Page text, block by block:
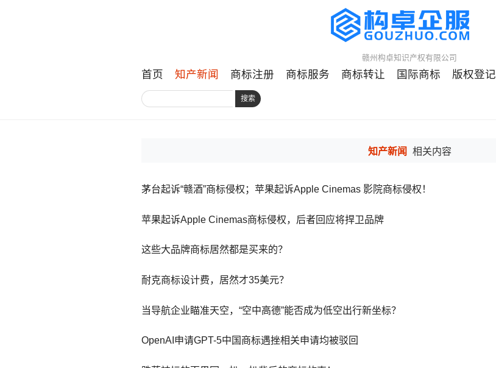
赣州构卓知识产权有限公司
首页 知产新闻 商标注册 商标服务 商标转让 国际商标 版权登记
搜索
知产新闻 相关内容
茅台起诉“赣酒”商标侵权；苹果起诉Apple Cinemas 影院商标侵权！
苹果起诉Apple Cinemas商标侵权，后者回应将捍卫品牌
这些大品牌商标居然都是买来的？
耐克商标设计费，居然才35美元？
当导航企业瞄准天空，“空中高德”能否成为低空出行新坐标？
OpenAI申请GPT-5中国商标遇挫相关申请均被驳回